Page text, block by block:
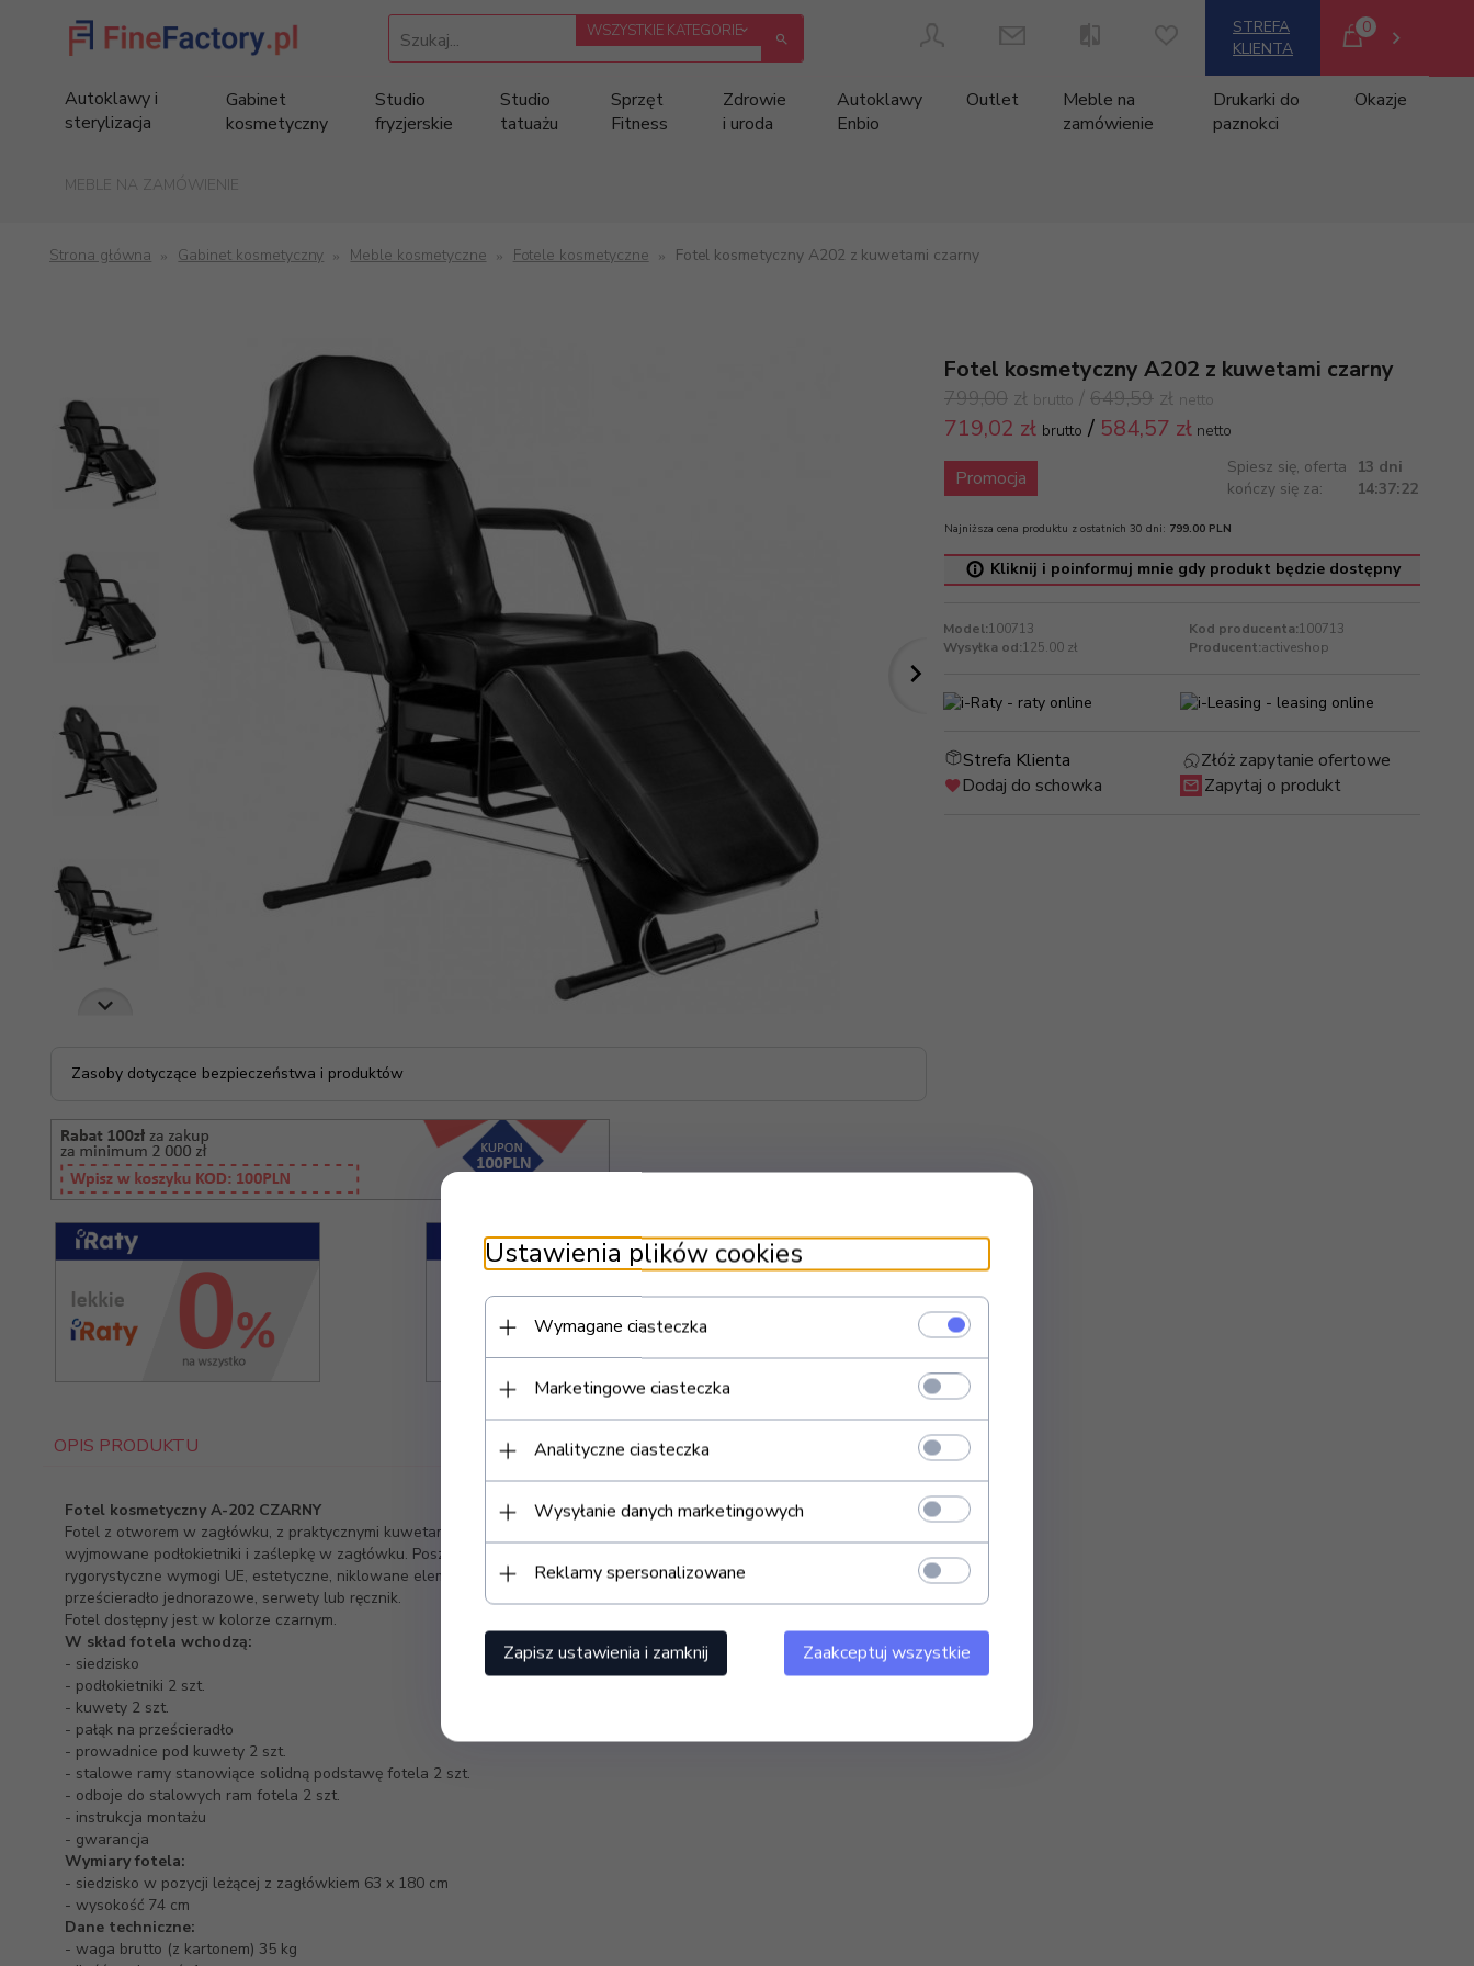
Szukaj...
categories_searcher
WSZYSTKIE KATEGORIE
STREFA
KLIENTA
0
Autoklawy i
sterylizacja
Gabinet
kosmetyczny
Studio
fryzjerskie
Studio
tatuażu
Sprzęt
Fitness
Zdrowie
i uroda
Autoklawy
Enbio
Outlet
Meble na
zamówienie
Drukarki do
paznokci
Okazje
MEBLE NA ZAMÓWIENIE
Strona główna Gabinet kosmetyczny Meble kosmetyczne Fotele kosmetyczne Fotel kosmetyczny A202 z kuwetami czarny
Zasoby dotyczące bezpieczeństwa i produktów
OPIS PRODUKTU
Fotel kosmetyczny A-202 CZARNY
Fotel z otworem w zagłówku, z praktycznymi kuwetami, doskonale sprawdza się w kosmetyce, wizażu. Posiada
wyjmowane podłokietniki i zaślepkę w zagłówku. Poszycie fotela łatwo zmywalne, wykonane z eko-skóry, spełniające
rygorystyczne wymogi UE, estetyczne, niklowane elementy metalowe. Pod fotelem zamontowany jest pałąk na
prześcieradło jednorazowe, serwety lub ręcznik.
Fotel dostępny jest w kolorze czarnym.
W skład fotela wchodzą:
- siedzisko
- podłokietniki 2 szt.
- kuwety 2 szt.
- pałąk na prześcieradło
- prowadnice pod kuwety 2 szt.
- stalowe ramy stanowiące solidną podstawę fotela 2 szt.
- odboje do stalowych ram fotela 2 szt.
- instrukcja montażu
- gwarancja
Wymiary fotela:
- siedzisko w pozycji leżącej z zagłówkiem 63 x 180 cm
- wysokość 74 cm
Dane techniczne:
- waga brutto (z kartonem) 35 kg
Fotel kosmetyczny A202 z kuwetami czarny
799,00 zł brutto / 649,59 zł netto
719,02 zł brutto / 584,57 zł netto
Promocja
Spiesz się, oferta
kończy się za:
13 dni
14:37:22
Najniższa cena produktu z ostatnich 30 dni: 799.00 PLN
Kliknij i poinformuj mnie gdy produkt będzie dostępny
Model:100713 Kod producenta:100713
Wysyłka od:125.00 zł Producent:activeshop
Strefa Klienta
Złóż zapytanie ofertowe
Dodaj do schowka
Zapytaj o produkt
Ustawienia plików cookies
Wymagane ciasteczka
Marketingowe ciasteczka
Analityczne ciasteczka
Wysyłanie danych marketingowych
Reklamy spersonalizowane
Zapisz ustawienia i zamknij Zaakceptuj wszystkie